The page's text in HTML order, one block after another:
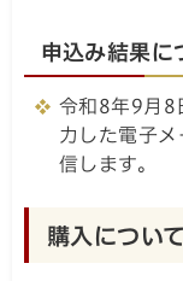
申込み結果に
令和8年9月8
力した電子
信します。
購入について